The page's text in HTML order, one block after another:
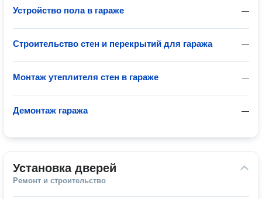
—
Устройство пола в гараже
—
Строительство стен и перекрытий для гаража
—
Монтаж утеплителя стен в гараже
—
Демонтаж гаража
Установка дверей
Ремонт и строительство